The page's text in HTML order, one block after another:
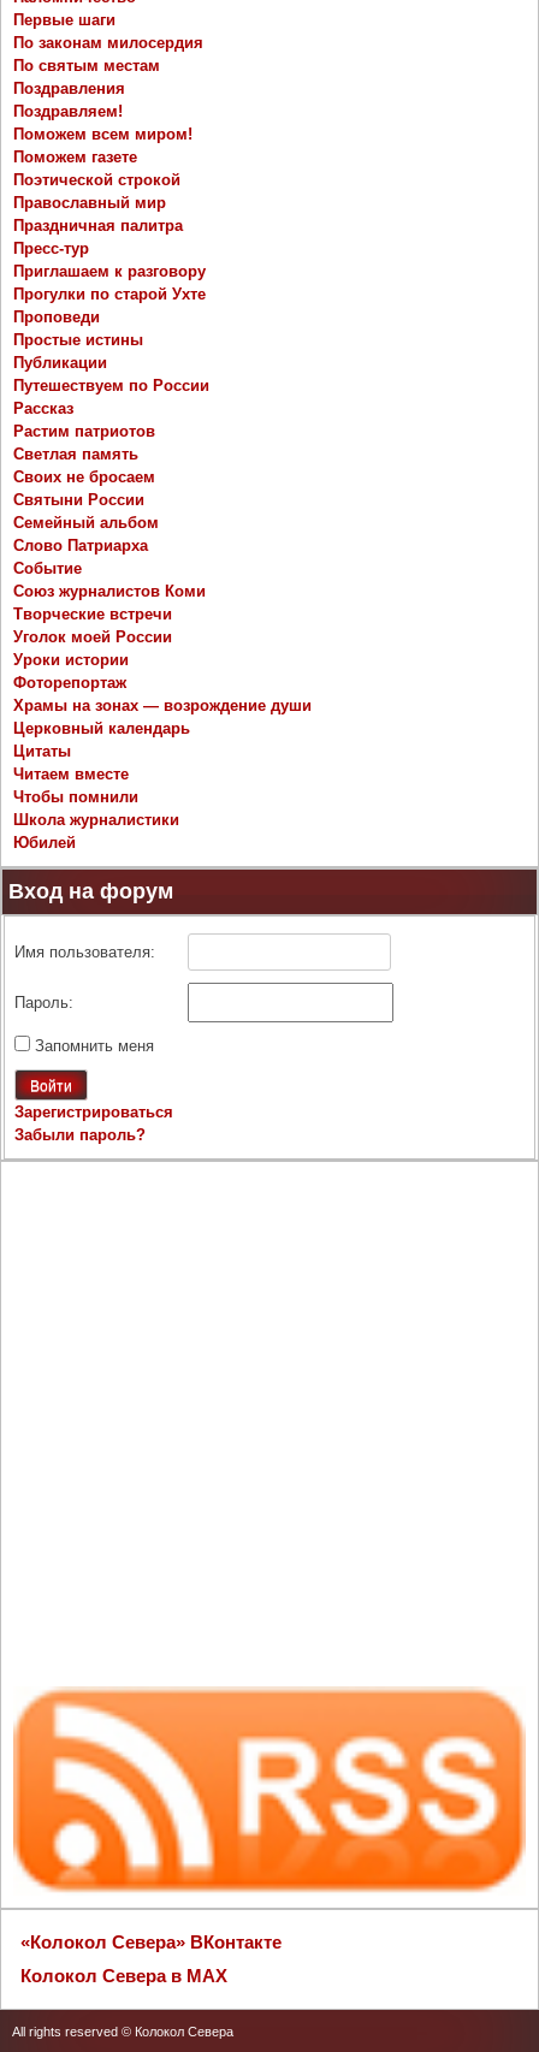
Первые шаги
По законам милосердия
По святым местам
Поздравления
Поздравляем!
Поможем всем миром!
Поможем газете
Поэтической строкой
Православный мир
Праздничная палитра
Пресс-тур
Приглашаем к разговору
Прогулки по старой Ухте
Проповеди
Простые истины
Публикации
Путешествуем по России
Рассказ
Растим патриотов
Светлая память
Своих не бросаем
Святыни России
Семейный альбом
Слово Патриарха
Событие
Союз журналистов Коми
Творческие встречи
Уголок моей России
Уроки истории
Фоторепортаж
Храмы на зонах — возрождение души
Церковный календарь
Цитаты
Читаем вместе
Чтобы помнили
Школа журналистики
Юбилей
Вход на форум
Имя пользователя:
Пароль:
Запомнить меня
Войти
Зарегистрироваться
Забыли пароль?
«Колокол Севера» ВКонтакте
Колокол Севера в MAX
All rights reserved © Колокол Севера